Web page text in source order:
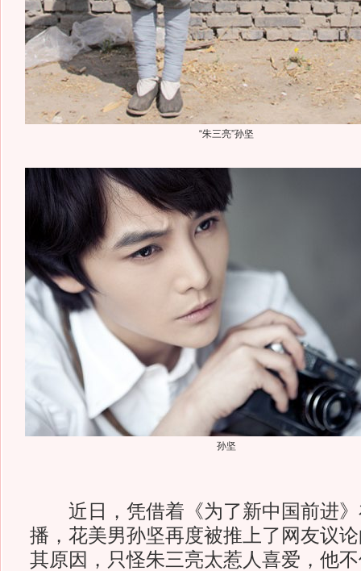
“朱三亮”孙坚
孙坚
近日，凭借着《为了新中国前进》
播，花美男孙坚再度被推上了网友议论
其原因，只怪朱三亮太惹人喜爱，他